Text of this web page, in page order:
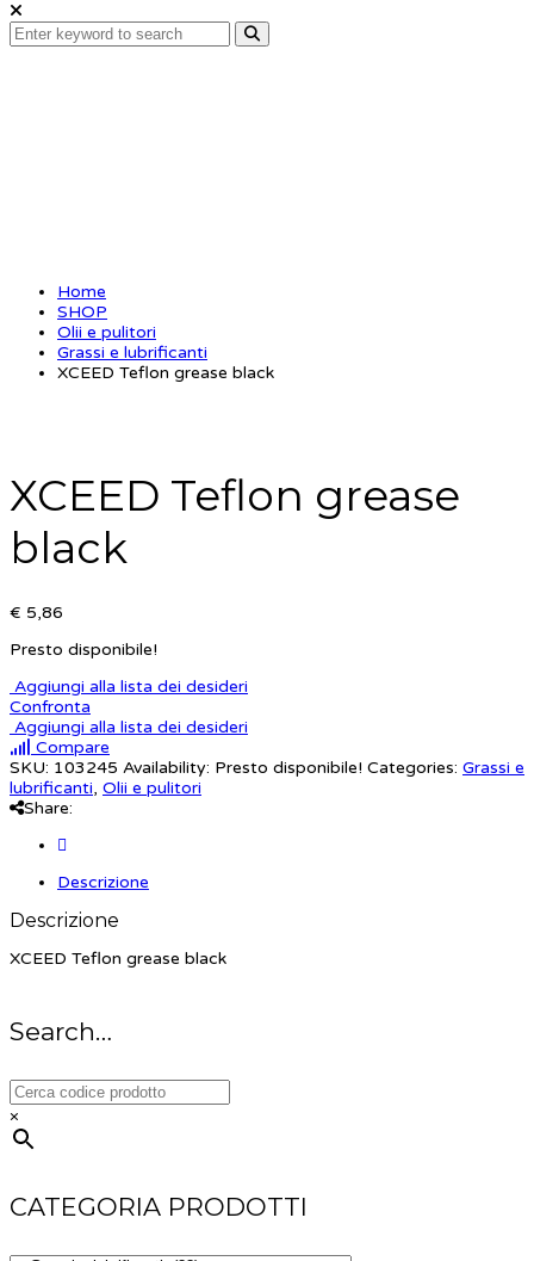
Home
SHOP
Olii e pulitori
Grassi e lubrificanti
XCEED Teflon grease black
XCEED Teflon grease
black
€ 5,86
Presto disponibile!
Aggiungi alla lista dei desideri
Confronta
Aggiungi alla lista dei desideri
Compare
SKU: 103245 Availability: Presto disponibile! Categories: Grassi e
lubrificanti, Olii e pulitori
Share:
Descrizione
Descrizione
XCEED Teflon grease black
Search…
×
CATEGORIA PRODOTTI